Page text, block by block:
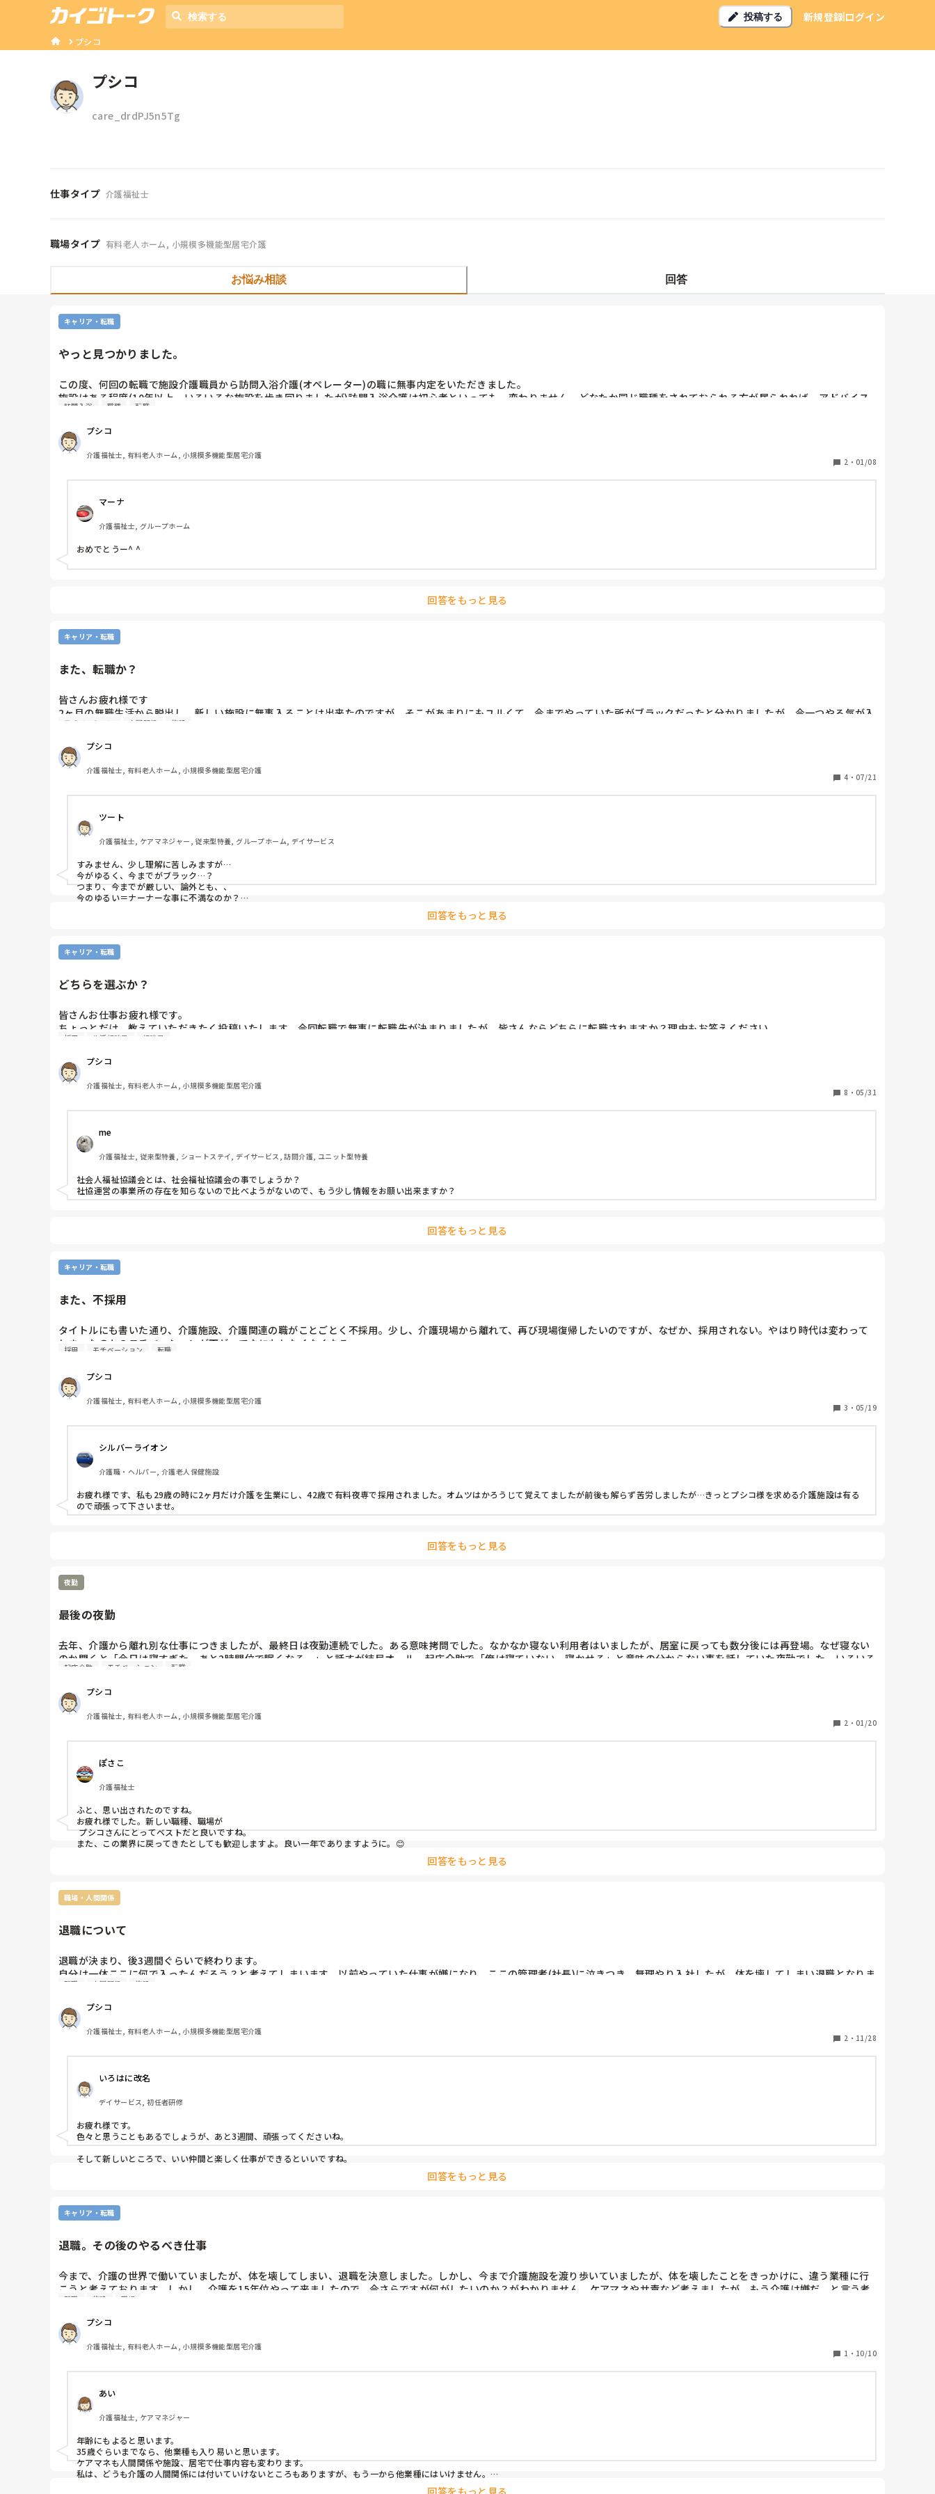
投稿する 新規登録ログイン
プシコ
プシコ
care_drdPJ5n5Tg
仕事タイプ 介護福祉士
職場タイプ 有料老人ホーム, 小規模多機能型居宅介護
お悩み相談 回答
キャリア・転職
やっと見つかりました。
この度、何回の転職で施設介護職員から訪問入浴介護(オペレーター)の職に無事内定をいただきました。
施設はある程度(10年以上、いろいろな施設を歩き回りましたが)訪問入浴介護は初心者といっても、変わりません。どなたか同じ職種をされておられる方が居られれば、アドバイス
訪問入浴 職種 転職
プシコ
介護福祉士, 有料老人ホーム, 小規模多機能型居宅介護
2 ・ 01/08
マーナ
介護福祉士, グループホーム
おめでとうー^ ^
回答をもっと見る
キャリア・転職
また、転職か？
皆さんお疲れ様です
2ヶ月の無職生活から脱出し、新しい施設に無事入ることは出来たのですが、そこがあまりにもユルくて、今までやっていた所がブラックだったと分かりましたが、今一つやる気が入
しますか？しかし、年齢でなかなか見つからないのも事実です。
モチベーション 人間関係 施設
プシコ
介護福祉士, 有料老人ホーム, 小規模多機能型居宅介護
4 ・ 07/21
ツート
介護福祉士, ケアマネジャー, 従来型特養, グループホーム, デイサービス
すみません、少し理解に苦しみますが…
今がゆるく、今までがブラック…？
つまり、今までが厳しい、論外とも、、
今のゆるい＝ナーナーな事に不満なのか？
回答をもっと見る
キャリア・転職
どちらを選ぶか？
皆さんお仕事お疲れ様です。
ちょっとだけ、教えていただきたく投稿いたします。今回転職で無事に転職先が決まりましたが、皆さんならどちらに転職されますか？理由もお答えください。
2　株式会社や有限会社が運営している、介護施設(デイサービスのみ運営。同じく介護員兼生活相談員)
の2箇所から採用通知が来ました。どちらかを選びたいのですが、迷っています。
皆さんだったら、どちらを選びますか？理由も教えてください。
採用 生活相談員 相談員
プシコ
介護福祉士, 有料老人ホーム, 小規模多機能型居宅介護
8 ・ 05/31
me
介護福祉士, 従来型特養, ショートステイ, デイサービス, 訪問介護, ユニット型特養
社会人福祉協議会とは、社会福祉協議会の事でしょうか？
社協運営の事業所の存在を知らないので比べようがないので、もう少し情報をお願い出来ますか？
回答をもっと見る
キャリア・転職
また、不採用
タイトルにも書いた通り、介護施設、介護関連の職がことごとく不採用。少し、介護現場から離れて、再び現場復帰したいのですが、なぜか、採用されない。やはり時代は変わって
しまったのか？モチベーションが下がってなにもしたくなくなる。
採用 モチベーション 転職
プシコ
介護福祉士, 有料老人ホーム, 小規模多機能型居宅介護
3 ・ 05/19
シルバーライオン
介護職・ヘルパー, 介護老人保健施設
お疲れ様です、私も29歳の時に2ヶ月だけ介護を生業にし、42歳で有料夜専で採用されました。オムツはかろうじて覚えてましたが前後も解らず苦労しましたが…きっとプシコ様を求める介護施設は有る
ので頑張って下さいませ。
回答をもっと見る
夜勤
最後の夜勤
去年、介護から離れ別な仕事につきましたが、最終日は夜勤連続でした。ある意味拷問でした。なかなか寝ない利用者はいましたが、居室に戻っても数分後には再登場。なぜ寝ない
のか聞くと「今日は寝すぎた。あと2時間位で眠くなる。」と話すが結局オール。起床介助で「俺は寝ていない。寝かせろ」と意味の分からない事を話していた夜勤でした。いろいろ
起床介助 モチベーション 転職
プシコ
介護福祉士, 有料老人ホーム, 小規模多機能型居宅介護
2 ・ 01/20
ぽさこ
介護福祉士
ふと、思い出されたのですね。
お疲れ様でした。新しい職種、職場が
プシコさんにとってベストだと良いですね。
また、この業界に戻ってきたとしても歓迎しますよ。良い一年でありますように。😊
回答をもっと見る
職場・人間関係
退職について
退職が決まり、後3週間ぐらいで終わります。
自分は一体ここに何で入ったんだろう？と考えてしまいます。以前やっていた仕事が嫌になり、ここの管理者(社長)に泣きつき、無理やり入社したが、体を壊してしまい退職となりま
が、さすがに今回は自分は何がしたかったのだろうと考えてしまいます。なんか文章になっていない。
転職 人間関係 施設
プシコ
介護福祉士, 有料老人ホーム, 小規模多機能型居宅介護
2 ・ 11/28
いろはに改名
デイサービス, 初任者研修
お疲れ様です。
色々と思うこともあるでしょうが、あと3週間、頑張ってくださいね。
そして新しいところで、いい仲間と楽しく仕事ができるといいですね。
回答をもっと見る
キャリア・転職
退職。その後のやるべき仕事
今まで、介護の世界で働いていましたが、体を壊してしまい、退職を決意しました。しかし、今まで介護施設を渡り歩いていましたが、体を壊したことをきっかけに、違う業種に行
こうと考えております。しかし、介護を15年位やって来ましたので、今さらですが何がしたいのか？がわかりません。ケアマネやサ責など考えましたが、もう介護は嫌だ。と言う考
とは分かりますがご意見お聞かせください。
転職 施設 職場
プシコ
介護福祉士, 有料老人ホーム, 小規模多機能型居宅介護
1 ・ 10/10
あい
介護福祉士, ケアマネジャー
年齢にもよると思います。
35歳ぐらいまでなら、他業種も入り易いと思います。
ケアマネも人間関係や施設、居宅で仕事内容も変わります。
私は、どうも介護の人間関係には付いていけないところもありますが、もう一から他業種にはいけません。
同じ介護でも福祉用具なら、人間関係、給料や仕事内容、休日、待遇等考えたら長く勤められると思いますが。